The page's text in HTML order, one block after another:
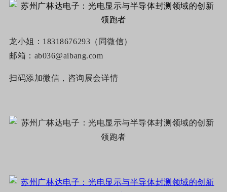
龙小姐：18318676293（同微信）
邮箱：ab036@aibang.com
扫码添加微信，咨询展会详情